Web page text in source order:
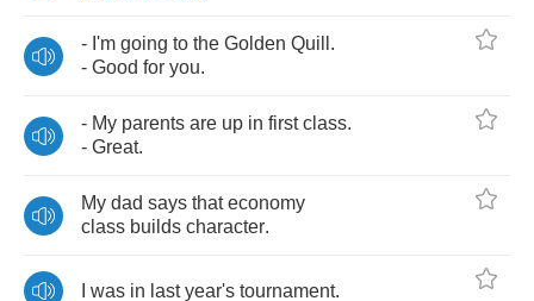
- I'm going to the Golden Quill .
- Good for you.
- My parents are up in first class.
- Great.
My dad says that economy
class builds character.
was in last year's tournament.